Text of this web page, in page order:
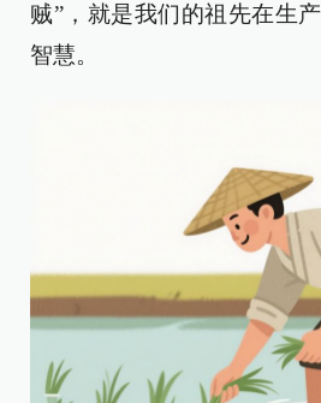
贼”，就是我们的祖先在生
智慧。